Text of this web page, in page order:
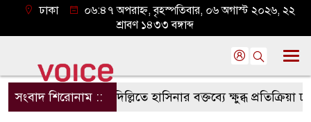
ঢাকা
০৬:৪৭ অপরাহ্ন, বৃহস্পতিবার, ০৬ অগাস্ট ২০২৬, ২২
শ্রাবণ ১৪৩৩ বঙ্গাব্দ
সংবাদ শিরোনাম :: দিল্লিতে হাসিনার বক্তব্যে ক্ষুব্ধ প্রতিক্রিয়া